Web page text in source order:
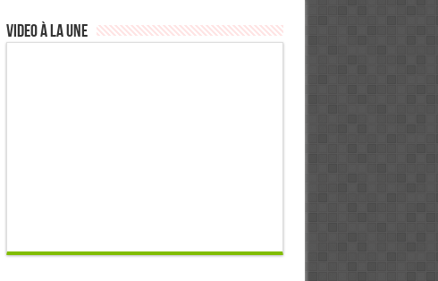
Video à la Une